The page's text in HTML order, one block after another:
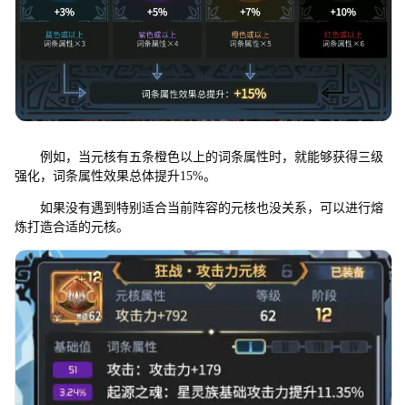
例如，当元核有五条橙色以上的词条属性时，就能够获得三级
强化，词条属性效果总体提升15%。
如果没有遇到特别适合当前阵容的元核也没关系，可以进行熔
炼打造合适的元核。